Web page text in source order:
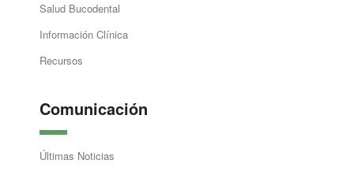
Salud Bucodental
Información Clínica
Recursos
Comunicación
Últimas Noticias